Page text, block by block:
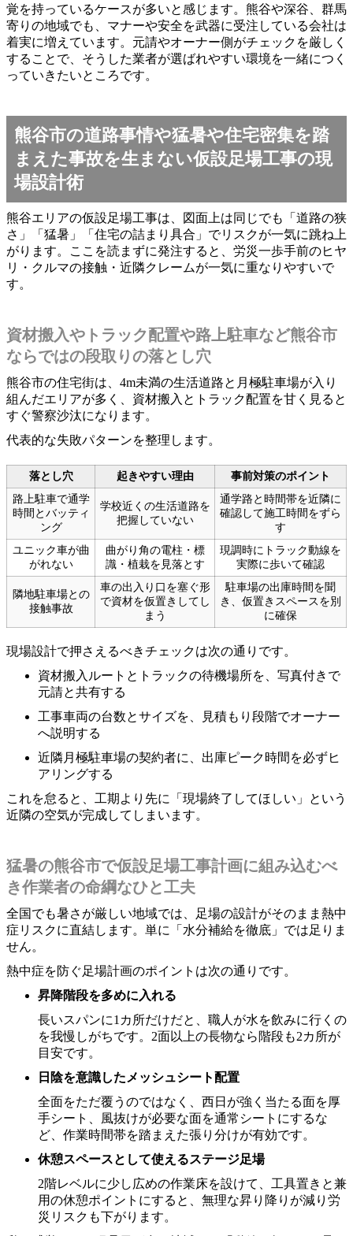
覚を持っているケースが多いと感じます。熊谷や深谷、群馬
寄りの地域でも、マナーや安全を武器に受注している会社は
着実に増えています。元請やオーナー側がチェックを厳しく
することで、そうした業者が選ばれやすい環境を一緒につく
っていきたいところです。
熊谷市の道路事情や猛暑や住宅密集を踏
まえた事故を生まない仮設足場工事の現
場設計術
熊谷エリアの仮設足場工事は、図面上は同じでも「道路の狭
さ」「猛暑」「住宅の詰まり具合」でリスクが一気に跳ね上
がります。ここを読まずに発注すると、労災一歩手前のヒヤ
リ・クルマの接触・近隣クレームが一気に重なりやすいで
す。
資材搬入やトラック配置や路上駐車など熊谷市
ならではの段取りの落とし穴
熊谷市の住宅街は、4m未満の生活道路と月極駐車場が入り
組んだエリアが多く、資材搬入とトラック配置を甘く見ると
すぐ警察沙汰になります。
代表的な失敗パターンを整理します。
落とし穴 起きやすい理由
事前対策のポイント
路上駐車で通学
時間とバッティ
ング
学校近くの生活道路を
把握していない
通学路と時間帯を近隣に
確認して施工時間をずら
す
ユニック車が曲
がれない
曲がり角の電柱・標
識・植栽を見落とす
現調時にトラック動線を
実際に歩いて確認
隣地駐車場との
接触事故
車の出入り口を塞ぐ形
で資材を仮置きしてし
まう
駐車場の出庫時間を聞
き、仮置きスペースを別
に確保
現場設計で押さえるべきチェックは次の通りです。
資材搬入ルートとトラックの待機場所を、写真付きで
元請と共有する
工事車両の台数とサイズを、見積もり段階でオーナー
へ説明する
近隣月極駐車場の契約者に、出庫ピーク時間を必ずヒ
アリングする
これを怠ると、工期より先に「現場終了してほしい」という
近隣の空気が完成してしまいます。
猛暑の熊谷市で仮設足場工事計画に組み込むべ
き作業者の命綱なひと工夫
全国でも暑さが厳しい地域では、足場の設計がそのまま熱中
症リスクに直結します。単に「水分補給を徹底」では足りま
せん。
熱中症を防ぐ足場計画のポイントは次の通りです。
昇降階段を多めに入れる
長いスパンに1カ所だけだと、職人が水を飲みに行くの
を我慢しがちです。2面以上の長物なら階段も2カ所が
目安です。
日陰を意識したメッシュシート配置
全面をただ覆うのではなく、西日が強く当たる面を厚
手シート、風抜けが必要な面を通常シートにするな
ど、作業時間帯を踏まえた張り分けが有効です。
休憩スペースとして使えるステージ足場
2階レベルに少し広めの作業床を設けて、工具置きと兼
用の休憩ポイントにすると、無理な昇り降りが減り労
災リスクも下がります。